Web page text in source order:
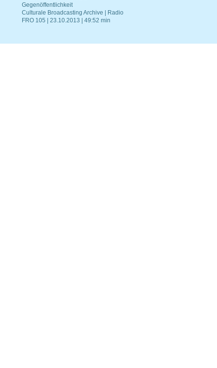
Gegenöffentlichkeit
Culturale Broadcasting Archive | Radio
FRO 105 | 23.10.2013 | 49:52 min